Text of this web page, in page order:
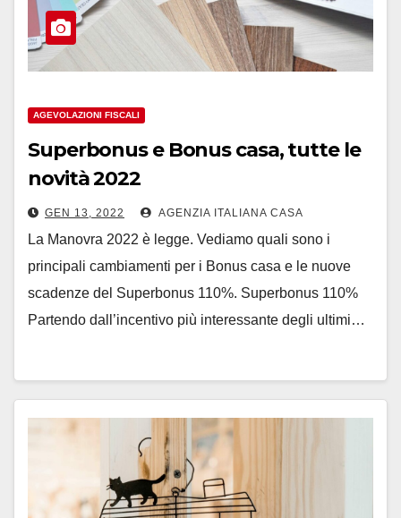
AGEVOLAZIONI FISCALI
Superbonus e Bonus casa, tutte le
novità 2022
GEN 13, 2022 AGENZIA ITALIANA CASA
La Manovra 2022 è legge. Vediamo quali sono i
principali cambiamenti per i Bonus casa e le nuove
scadenze del Superbonus 110%. Superbonus 110%
Partendo dall’incentivo più interessante degli ultimi…